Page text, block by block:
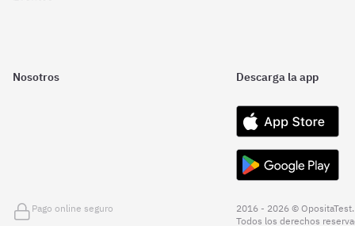
Nosotros Descarga la app
Pago online seguro
2016 - 2026 © OpositaTest.
Todos los derechos